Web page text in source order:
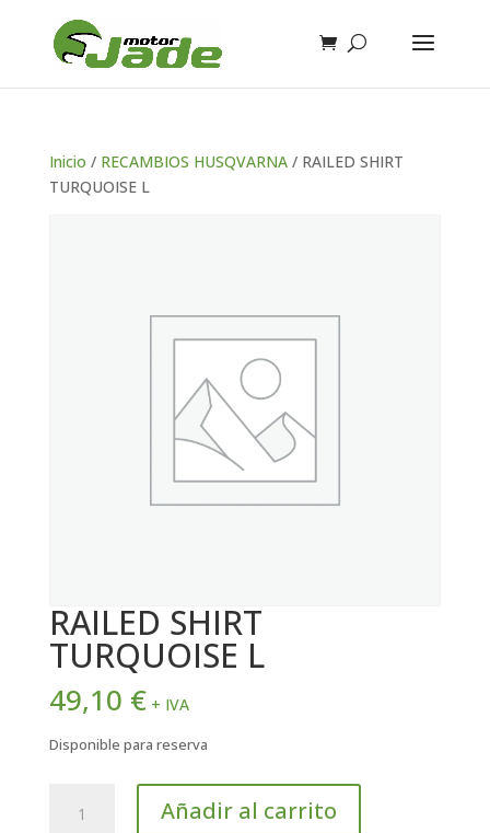
Inicio / RECAMBIOS HUSQVARNA/ RAILED SHIRT
TURQUOISE L
RAILED SHIRT
TURQUOISE L
49,10 € + IVA
Disponible para reserva
SHIRT
Añadir al carrito